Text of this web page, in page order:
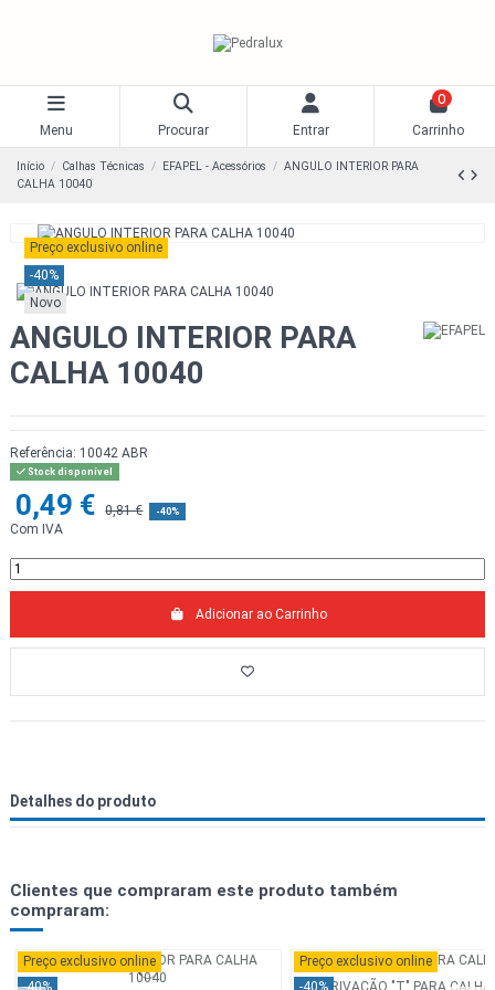
Menu Procurar Entrar
0
Carrinho
Início Calhas Técnicas EFAPEL - Acessórios
ANGULO INTERIOR PARA
CALHA 10040
Preço exclusivo online
-40%
Novo
ANGULO INTERIOR PARA
CALHA 10040
Referência: 10042 ABR
Stock disponível
0,49 € 0,81 € -40%
Com IVA
Adicionar ao Carrinho
Detalhes do produto
Clientes que compraram este produto também
compraram:
Preço exclusivo online
-40%
Preço exclusivo online
-40%DERIVAÇÃO "T" PARA